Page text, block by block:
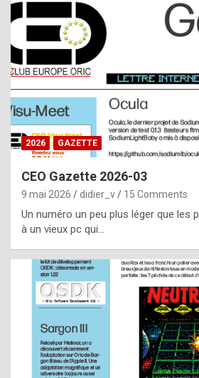
s
t
a
s
i
e
f
o
m
m
a
y
b
2026 GAZETTE
CEO Gazette 2026-03
9 mai 2026 didier_v 15 Comments
Un numéro un peu plus léger que les
à un vieux pc qui…